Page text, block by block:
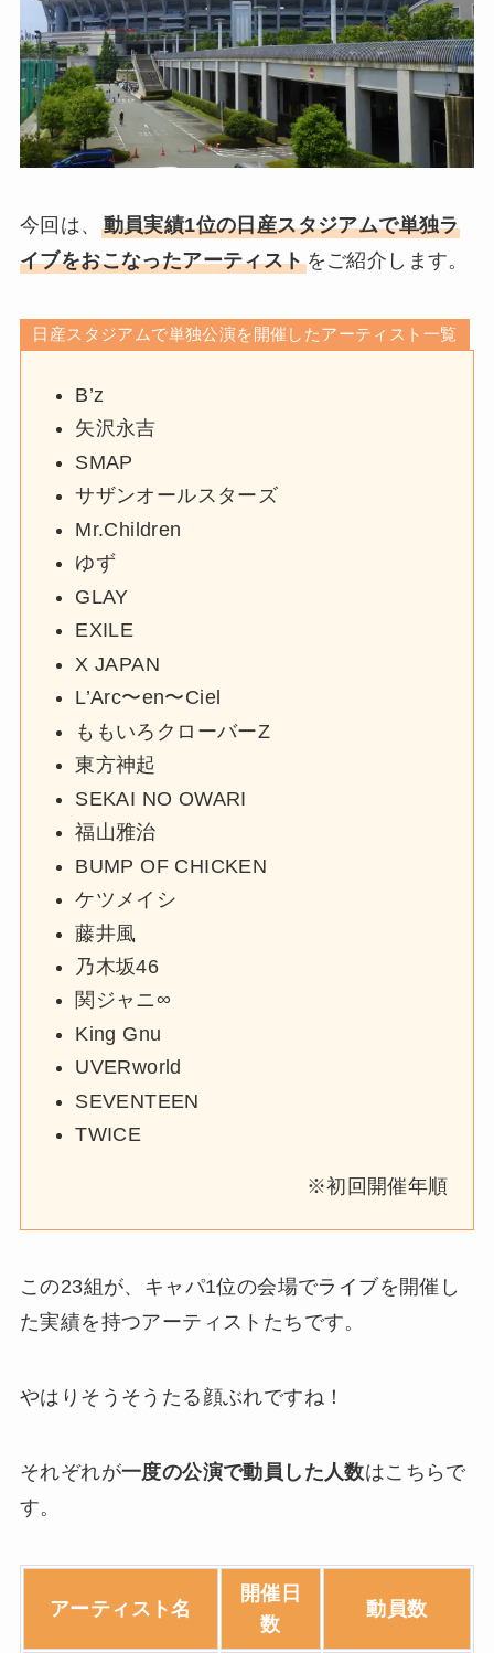
今回は、 動員実績1位の日産スタジアムで単独ラ
イブをおこなったアーティストをご紹介します。
日産スタジアムで単独公演を開催したアーティスト一覧
B’z
矢沢永吉
SMAP
サザンオールスターズ
Mr.Children
ゆず
GLAY
EXILE
X JAPAN
L’Arc〜en〜Ciel
ももいろクローバーZ
東方神起
SEKAI NO OWARI
福山雅治
BUMP OF CHICKEN
ケツメイシ
藤井風
乃木坂46
関ジャニ∞
King Gnu
UVERworld
SEVENTEEN
TWICE
※初回開催年順
この23組が、キャパ1位の会場でライブを開催し
た実績を持つアーティストたちです。
やはりそうそうたる顔ぶれですね！
それぞれが一度の公演で動員した人数はこちらで
す。
アーティスト名
開催日
数
動員数